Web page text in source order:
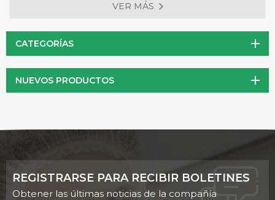
productos de protector solar para absorber los rayos
VER MÁS
CATEGORÍAS
NUEVOS PRODUCTOS
REGISTRARSE PARA RECIBIR BOLETINES
Obtener las últimas noticias de la compañía